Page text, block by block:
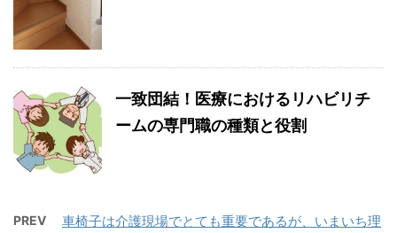
一致団結！医療におけるリハビリチ
ームの専門職の種類と役割
PREV
車椅子は介護現場でとても重要であるが、いまいち理